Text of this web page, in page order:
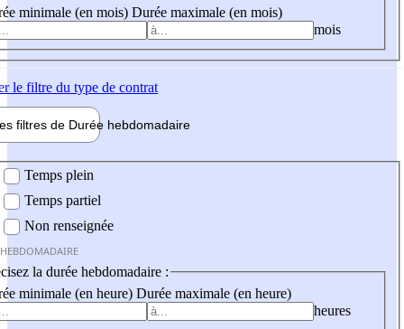
minimale (en mois) Durée maximale (en mois)
mois
le filtre du type de contrat
filtres de Durée hebdomadaire
Temps plein
Temps partiel
Non renseignée
la durée hebdomadaire :
minimale (en heure) Durée maximale (en heure)
heures